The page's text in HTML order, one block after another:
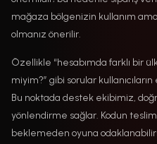
mağaza bölgenizin kullanım
olmanız önerilir.
Özellikle “hesabımda farklı bir
miyim?” gibi sorular
Bu noktada destek ekibimiz,
yönlendirme sağlar. Kodun
beklemeden oyuna